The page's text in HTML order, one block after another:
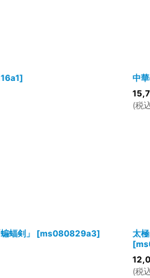
]
中
(税
蝠剣」 [ms080829a3]
太
[
(税